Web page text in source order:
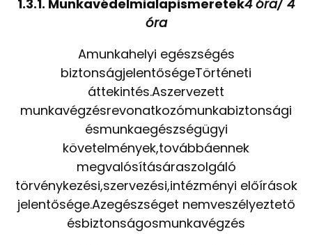
1.3.1. Munkavédelmialapismeretek4 óra/ 4
óra
Amunkahelyi egészségés
biztonságjelentőségeTörténeti
áttekintés.Aszervezett
munkavégzésrevonatkozómunkabiztonsági
ésmunkaegészségügyi
követelmények,továbbáennek
megvalósításáraszolgáló
törvénykezési,szervezési,intézményi előírások
jelentősége.Azegészséget nemveszélyeztető
ésbiztonságosmunkavégzés